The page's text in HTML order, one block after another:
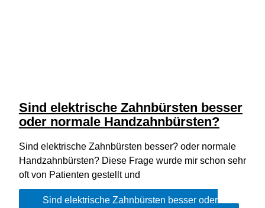
Sind elektrische Zahnbürsten besser
oder normale Handzahnbürsten?
Sind elektrische Zahnbürsten besser? oder normale
Handzahnbürsten? Diese Frage wurde mir schon sehr
oft von Patienten gestellt und
Sind elektrische Zahnbürsten besser oder